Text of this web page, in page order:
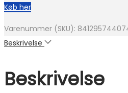
Køb her
Varenummer (SKU):
Beskrivelse
Beskrivelse